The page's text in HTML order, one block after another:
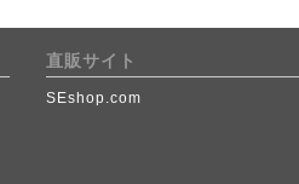
直販サイト
SEshop.com